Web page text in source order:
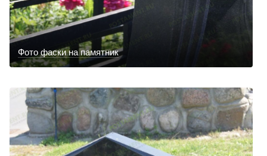
Фото фаски на памятник